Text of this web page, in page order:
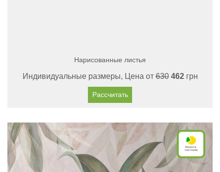
Нарисованные листья
Индивидуальные размеры, Цена от630 462грн
Рассчитать